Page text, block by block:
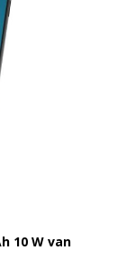
10 W van